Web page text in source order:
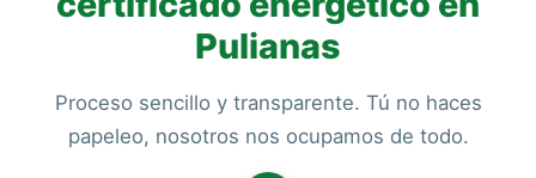
Pulianas
Proceso sencillo y transparente. Tú no haces
papeleo, nosotros nos ocupamos de todo.